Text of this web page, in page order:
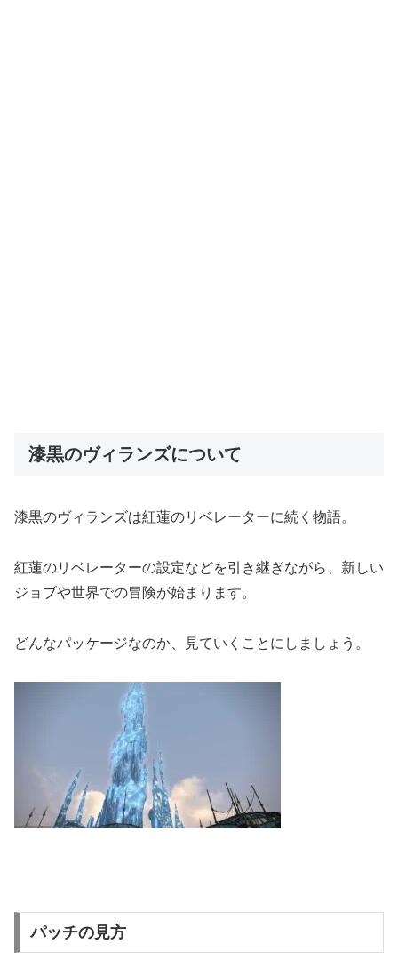
漆黒のヴィランズについて
漆黒のヴィランズは紅蓮のリベレーターに続く物語。
紅蓮のリベレーターの設定などを引き継ぎながら、新しい
ジョブや世界での冒険が始まります。
どんなパッケージなのか、見ていくことにしましょう。
パッチの見方